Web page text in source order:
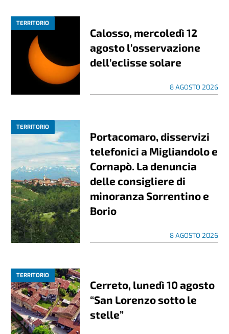
TERRITORIO
Calosso, mercoledì 12
agosto l’osservazione
dell’eclisse solare
8 AGOSTO 2026
TERRITORIO
Portacomaro, disservizi
telefonici a Migliandolo e
Cornapò. La denuncia
delle consigliere di
minoranza Sorrentino e
Borio
8 AGOSTO 2026
TERRITORIO
Cerreto, lunedì 10 agosto
“San Lorenzo sotto le
stelle”